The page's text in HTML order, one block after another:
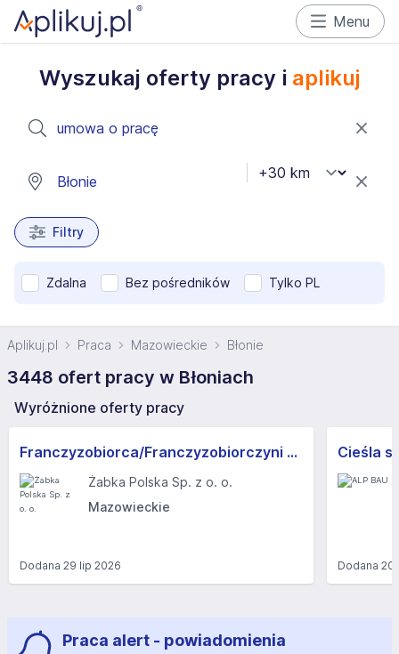
Menu
Wyszukaj oferty pracy i aplikuj
Filtry
Zdalna Bez pośredników Tylko PL
Aplikuj.pl Praca Mazowieckie Błonie
3448 ofert pracy w Błoniach
Wyróżnione oferty pracy
Franczyzobiorca/Franczyzobiorczyni sklepu Żabka
Żabka Polska Sp. z o. o.
Mazowieckie
Dodana 29 lip 2026
Cieśla
Dodana20
Praca alert - powiadomienia